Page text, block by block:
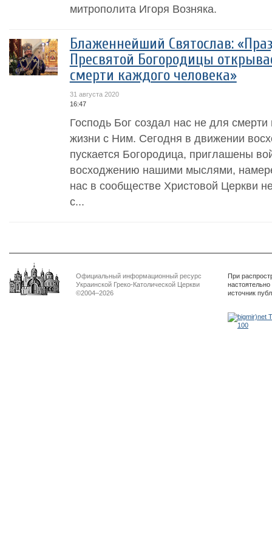
митрополита Игоря Возняка.
Блаженнейший Святослав:
Пресвятой Богородицы
смерти каждого человека»
31 августа 2020
16:47
Господь Бог создал нас не для
жизни с Ним. Сегодня в движении
пускается Богородица, приглашены
восходжению нашими мыслями,
нас в сообществе Христовой Церкви
с...
Официальный информационный ресурс
Украинской Греко-Католической Церкви
©2004–2026
При
источник